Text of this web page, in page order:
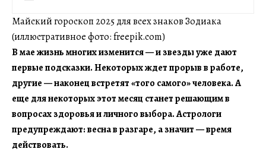
Майский гороскоп 2025 для всех знаков Зодиака
(иллюстративное фото: freepik.com)
В мае жизнь многих изменится — и звезды уже дают
первые подсказки. Некоторых ждет прорыв в работе,
другие — наконец встретят «того самого» человека. А
еще для некоторых этот месяц станет решающим в
вопросах здоровья и личного выбора. Астрологи
предупреждают: весна в разгаре, а значит — время
действовать.